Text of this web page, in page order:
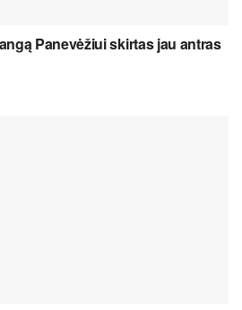
Panevėžiui skirtas jau antras